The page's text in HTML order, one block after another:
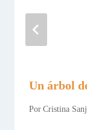
Un árbol
Por Cristina